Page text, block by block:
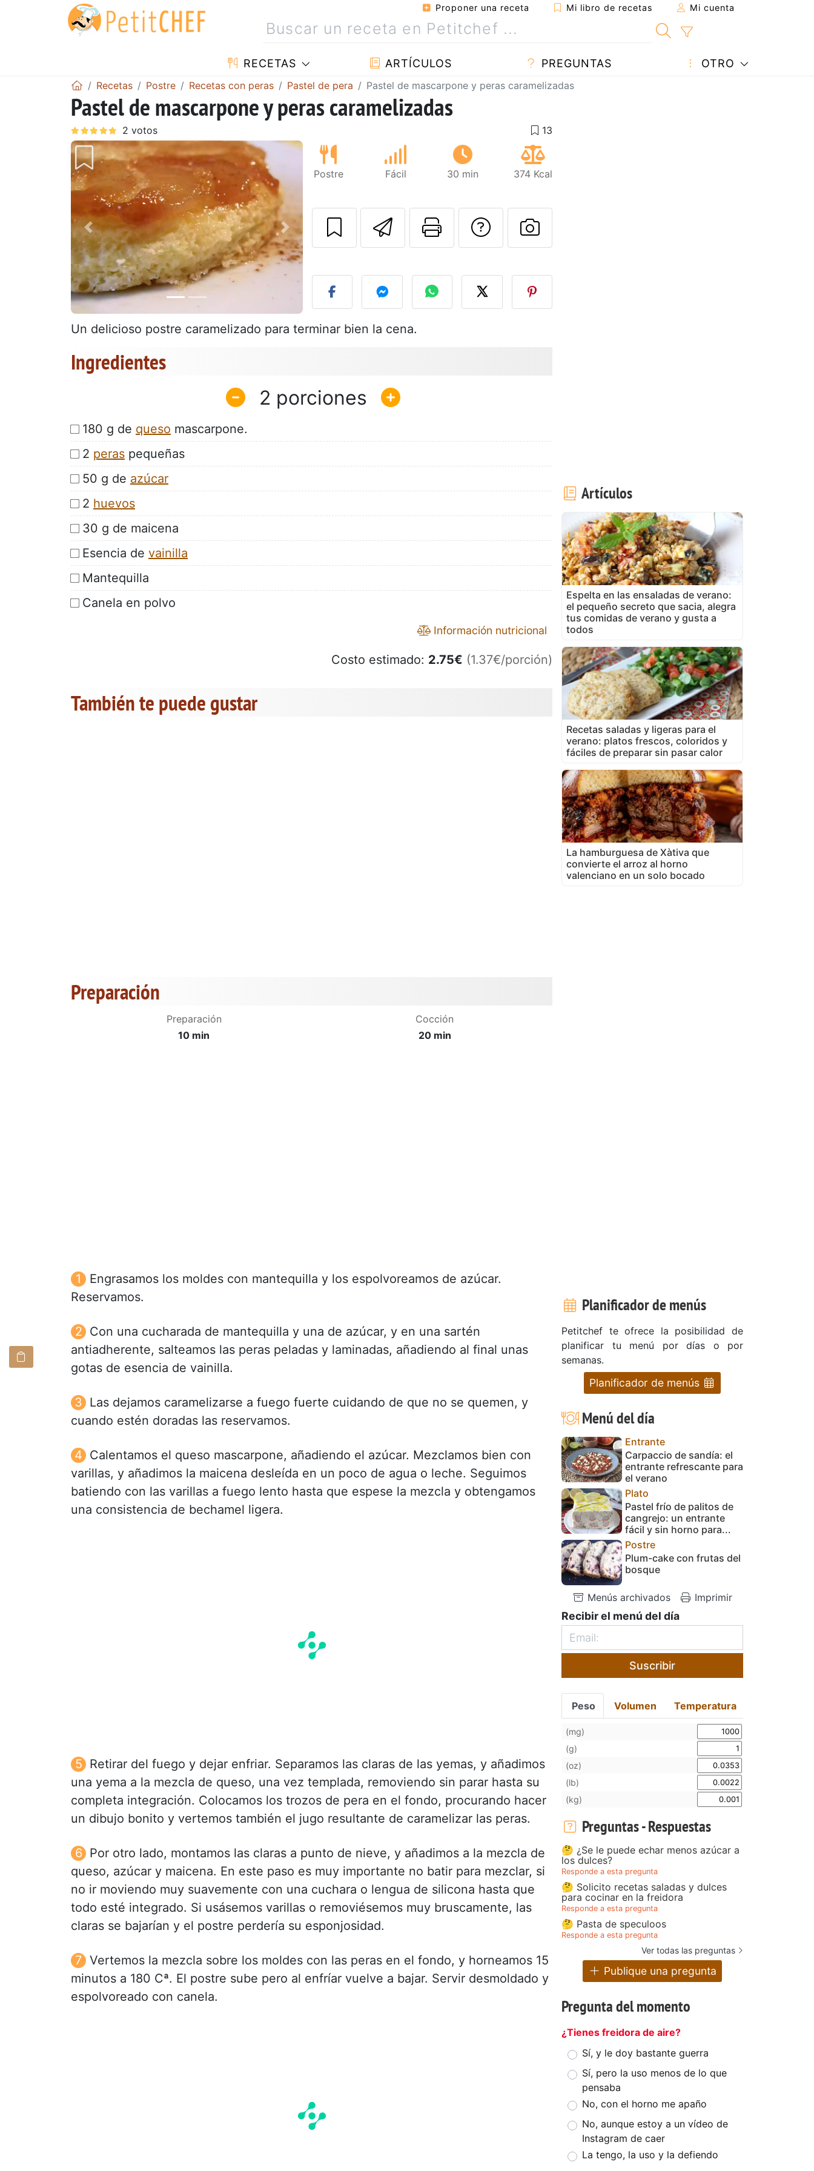
Proponer una receta Mi libro de recetas Mi cuenta
RECETAS ARTÍCULOS PREGUNTAS OTRO
Recetas Postre Recetas con peras Pastel de pera Pastel de mascarpone y peras caramelizadas
Pastel de mascarpone y peras caramelizadas
Anterior Siguiente
Postre Fácil 30 min 374 Kcal
Enviar esta receta a un amigo
Imprimir esta página
Preguntar al autor
Publicar la foto de esta receta
Un delicioso postre caramelizado para terminar bien la cena.
Ingredientes
2
180 g de queso mascarpone.
2 peras pequeñas
50 g de azúcar
2 huevos
30 g de maicena
Esencia de vainilla
Mantequilla
Canela en polvo
Información nutricional
Costo estimado: 2.75€ (1.37€/porción)
También te puede gustar
Preparación
Preparación
10 min
Cocción
20 min
Engrasamos los moldes con mantequilla y los espolvoreamos de azúcar.
Reservamos.
Con una cucharada de mantequilla y una de azúcar, y en una sartén
antiadherente, salteamos las peras peladas y laminadas, añadiendo al final unas
gotas de esencia de vainilla.
Las dejamos caramelizarse a fuego fuerte cuidando de que no se quemen, y
cuando estén doradas las reservamos.
Calentamos el queso mascarpone, añadiendo el azúcar. Mezclamos bien con
varillas, y añadimos la maicena desleída en un poco de agua o leche. Seguimos
batiendo con las varillas a fuego lento hasta que espese la mezcla y obtengamos
una consistencia de bechamel ligera.
Retirar del fuego y dejar enfriar. Separamos las claras de las yemas, y añadimos
una yema a la mezcla de queso, una vez templada, removiendo sin parar hasta su
completa integración. Colocamos los trozos de pera en el fondo, procurando hacer
un dibujo bonito y vertemos también el jugo resultante de caramelizar las peras.
Por otro lado, montamos las claras a punto de nieve, y añadimos a la mezcla de
queso, azúcar y maicena. En este paso es muy importante no batir para mezclar, si
no ir moviendo muy suavemente con una cuchara o lengua de silicona hasta que
todo esté integrado. Si usásemos varillas o removiésemos muy bruscamente, las
claras se bajarían y el postre perdería su esponjosidad.
Vertemos la mezcla sobre los moldes con las peras en el fondo, y horneamos 15
minutos a 180 Cª. El postre sube pero al enfríar vuelve a bajar. Servir desmoldado y
espolvoreado con canela.
Artículos
Espelta en las ensaladas de verano:
el pequeño secreto que sacia, alegra
tus comidas de verano y gusta a
todos
Recetas saladas y ligeras para el
verano: platos frescos, coloridos y
fáciles de preparar sin pasar calor
La hamburguesa de Xàtiva que
convierte el arroz al horno
valenciano en un solo bocado
Planificador de menús
Petitchef te ofrece la posibilidad de
planificar tu menú por días o por
semanas.
Planificador de menús
Menú del día
Entrante
Carpaccio de sandía: el
entrante refrescante para
el verano
Plato
Pastel frío de palitos de
cangrejo: un entrante
fácil y sin horno para...
Postre
Plum-cake con frutas del
bosque
Menús archivados Imprimir
Recibir el menú del día
Suscribir
Peso Volumen Temperatura
(mg)
(g)
(oz)
(lb)
(kg)
Preguntas - Respuestas
🤔 ¿Se le puede echar menos azúcar a
los dulces?
Responde a esta pregunta
🤔 Solicito recetas saladas y dulces
para cocinar en la freidora
Responde a esta pregunta
🤔 Pasta de speculoos
Responde a esta pregunta
Ver todas las preguntas
Publique una pregunta
Pregunta del momento
¿Tienes freidora de aire?
Sí, y le doy bastante guerra
Sí, pero la uso menos de lo que
pensaba
No, con el horno me apaño
No, aunque estoy a un vídeo de
Instagram de caer
La tengo, la uso y la defiendo